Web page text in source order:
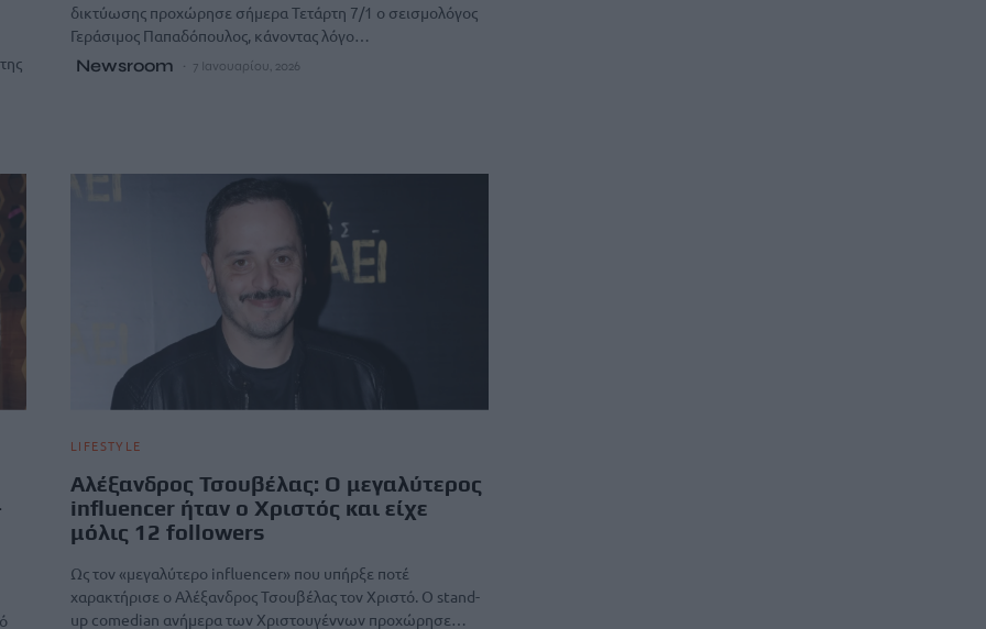
δικτύωσης προχώρησε σήμερα Τετάρτη 7/1 ο σεισμολόγος
Γεράσιμος Παπαδόπουλος, κάνοντας λόγο…
Newsroom 7 Ιανουαρίου, 2026
LIFESTYLE
Αλέξανδρος Τσουβέλας: Ο μεγαλύτερος
influencer ήταν ο Χριστός και είχε
μόλις 12 followers
Ως τον «μεγαλύτερο influencer» που υπήρξε ποτέ
χαρακτήρισε ο Αλέξανδρος Τσουβέλας τον Χριστό. Ο stand-
up comedian ανήμερα των Χριστουγέννων προχώρησε…